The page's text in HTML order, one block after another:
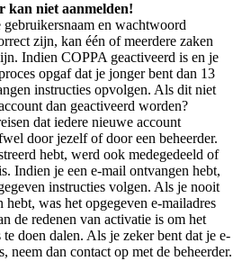
kan niet aanmelden!
en wachtwoord
zijn, kan één of meerdere zaken
Indien COPPA geactiveerd is en je
opgaf dat je jonger bent dan 13
instructies opvolgen. Als dit niet
dan geactiveerd worden?
dat iedere nieuwe account
door jezelf of door een beheerder.
hebt, werd ook medegedeeld of
Indien je een e-mail ontvangen hebt,
instructies volgen. Als je nooit
hebt, was het opgegeven e-mailadres
de redenen van activatie is om het
te doen dalen. Als je zeker bent dat je e-
neem dan contact op met de beheerder.